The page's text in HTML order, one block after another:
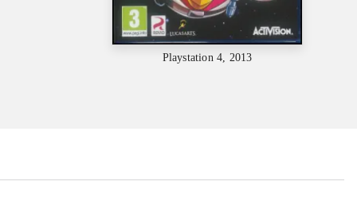
Playstation 4, 2013